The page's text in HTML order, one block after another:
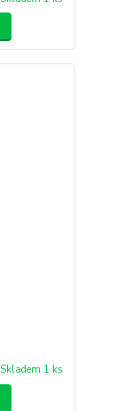
Skladem 1 ks